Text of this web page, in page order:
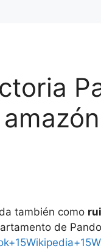
también como
de